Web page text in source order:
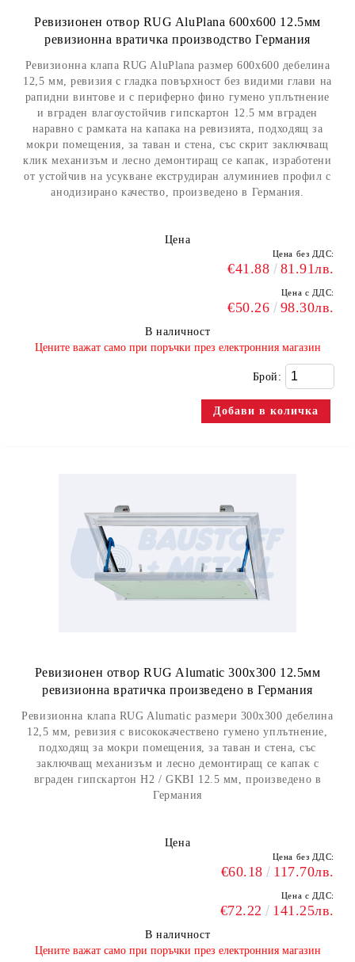
Ревизионен отвор RUG AluPlana 600x600 12.5мм
ревизионна вратичка производство Германия
Ревизионна клапа RUG AluPlana размер 600x600 дебелина
12,5 мм, ревизия с гладка повърхност без видими глави на
рапидни винтове и с периферно фино гумено уплътнение
и вграден влагоустойчив гипскартон 12.5 мм вграден
наравно с рамката на капака на ревизията, подходящ за
мокри помещения, за таван и стена, със скрит заключващ
клик механизъм и лесно демонтиращ се капак, изработени
от устойчив на усукване екструдиран алуминиев профил с
анодизирано качество, произведено в Германия.
Цена
Цена без ДДС:
€41.88 81.91лв.
Цена с ДДС:
€50.26 98.30лв.
В наличност
​Цените важат само при поръчки през електронния магазин
Брой:
Ревизионен отвор RUG Alumatic 300x300 12.5мм
ревизионна вратичка произведено в Германия
Ревизионна клапа RUG Alumatic размери 300x300 дебелина
12,5 мм, ревизия с висококачествено гумено уплътнение,
подходящ за мокри помещения, за таван и стена, със
заключващ механизъм и лесно демонтиращ се капак с
вграден гипскартон H2 / GKBI 12.5 мм, произведено в
Германия
Цена
Цена без ДДС:
€60.18 117.70лв.
Цена с ДДС:
€72.22 141.25лв.
В наличност
​Цените важат само при поръчки през електронния магазин